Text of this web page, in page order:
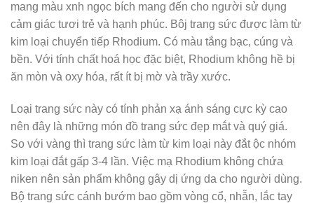
mang màu xnh ngọc bích mang đến cho người sử dụng
cảm giác tươi trẻ và hạnh phúc. Bôj trang sức được làm từ
kim loại chuyển tiếp Rhodium. Có màu tắng bạc, cúng và
bền. Với tính chất hoá học đặc biệt, Rhodium không hề bị
ăn mòn và oxy hóa, rất ít bị mờ và trầy xước.
Loại trang sức này có tính phản xạ ánh sáng cực kỳ cao
nên đây là những món đồ trang sức đẹp mắt và quý giá.
So với vàng thì trang sức làm từ kim loại này đắt ộc nhóm
kim loại đắt gấp 3-4 lần. Việc mạ Rhodium không chứa
niken nên sản phẩm không gây dị ứng da cho người dùng.
Bộ trang sức cánh bướm bao gồm vòng cổ, nhẫn, lắc tay